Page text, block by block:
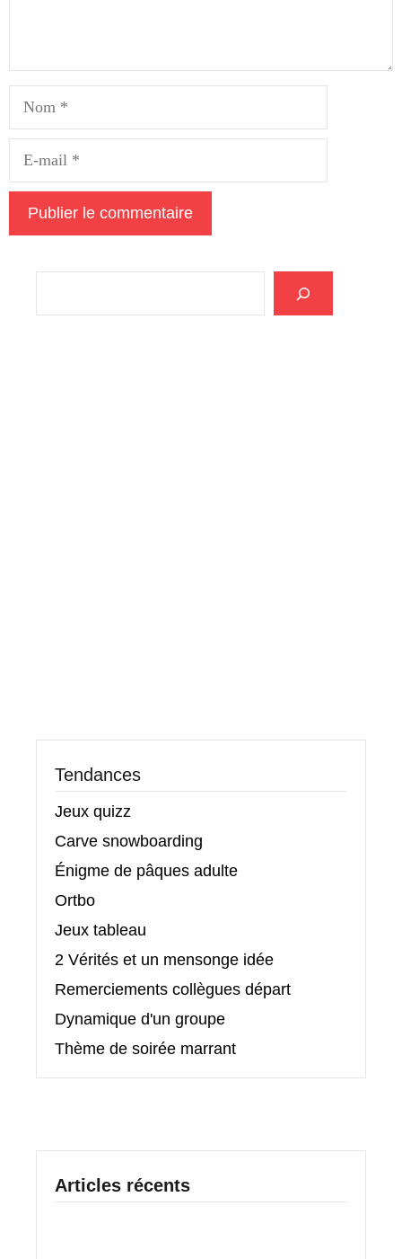
mail
Tendances
Jeux quizz
Carve snowboarding
Énigme de pâques adulte
Ortbo
Jeux tableau
2 Vérités et un mensonge idée
Remerciements collègues départ
Dynamique d'un groupe
Thème de soirée marrant
Articles récents